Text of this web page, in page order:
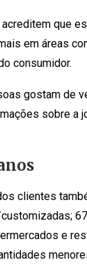
que
em áreas
consumidor.
gostam de
sobre a
clientes
e